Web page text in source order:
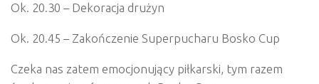
Ok. 20.30 – Dekoracja drużyn
Ok. 20.45 – Zakończenie Superpucharu Bosko Cup
Czeka nas zatem emocjonujący piłkarski, tym razem